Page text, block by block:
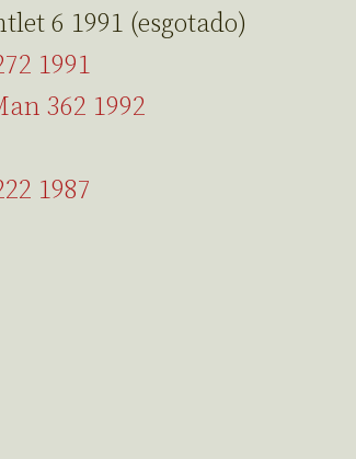
6 1991 (esgotado)
1991
362 1992
1987